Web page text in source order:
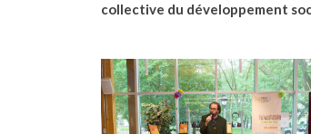
collective du développement